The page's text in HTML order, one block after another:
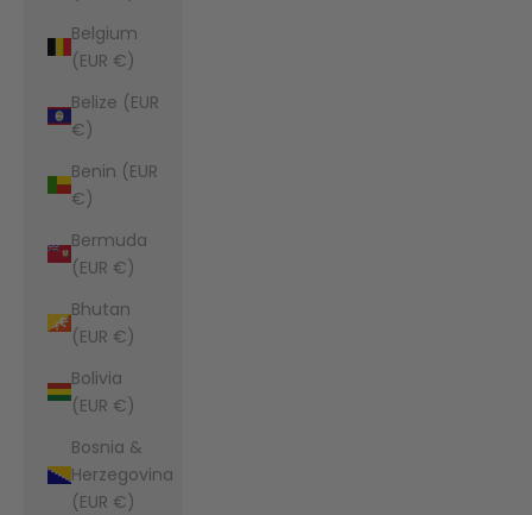
Belgium
(EUR €)
Belize (EUR
€)
Benin (EUR
€)
Bermuda
(EUR €)
Bhutan
(EUR €)
Bolivia
(EUR €)
Bosnia &
Herzegovina
(EUR €)